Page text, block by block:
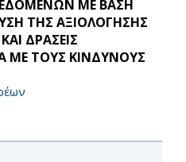
ΜΕ ΒΑΣΗ
ΤΗΣ ΑΞΙΟΛΟΓΗΣΗΣ
ΔΡΑΣΕΙΣ
ΜΕ ΤΟΥΣ ΚΙΝΔΥΝΟΥΣ